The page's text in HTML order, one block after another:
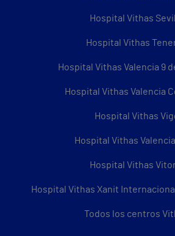
Hospital Vithas
Hospital Vithas
Hospital Vithas Valencia 9
Hospital Vithas Valencia
Hospital Vithas
Hospital Vithas
Hospital Vithas
Hospital Vithas Xanit
Todos los centros